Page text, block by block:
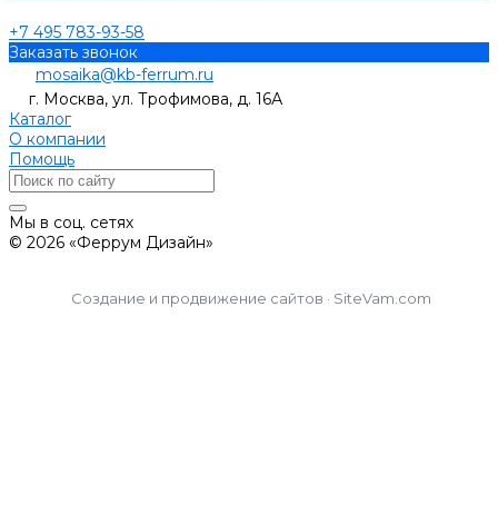
+7 495 783-93-58
Заказать звонок
mosaika@kb-ferrum.ru
г. Москва, ул. Трофимова, д. 16А
Каталог
О компании
Помощь
Мы в соц. сетях
© 2026 «Феррум Дизайн»
Создание и продвижение сайтов · SiteVam.com